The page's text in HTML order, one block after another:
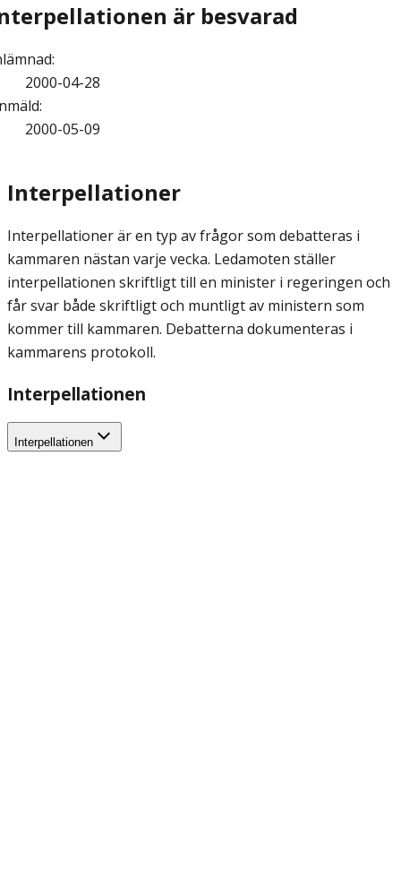
är besvarad
:
2000-04-28
:
2000-05-09
Interpellationer
Interpellationer är en typ av frågor som debatteras i
kammaren nästan varje vecka. Ledamoten ställer
interpellationen skriftligt till en minister i regeringen och
får svar både skriftligt och muntligt av ministern som
kommer till kammaren. Debatterna dokumenteras i
kammarens protokoll.
Interpellationen
Interpellationen